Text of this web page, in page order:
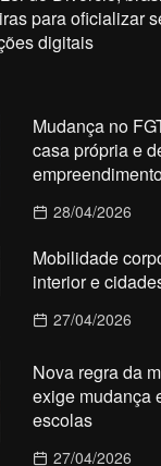
para oficializar
digitais
Mudança no
casa própria e
28/04/2026
Mobilidade
interior e
27/04/2026
Nova regra da
exige mudança
escolas
27/04/2026